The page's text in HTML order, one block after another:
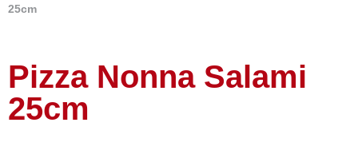
25cm
Pizza Nonna Salami
25cm